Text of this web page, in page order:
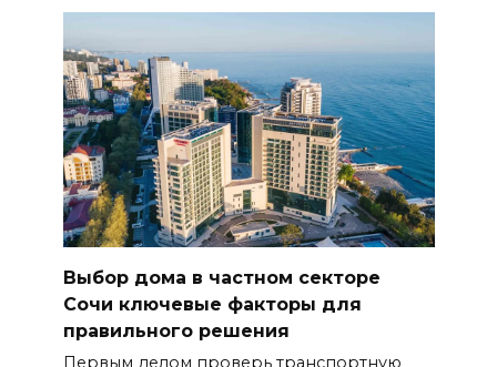
Выбор дома в частном секторе
Сочи ключевые факторы для
правильного решения
Первым делом проверь транспортную